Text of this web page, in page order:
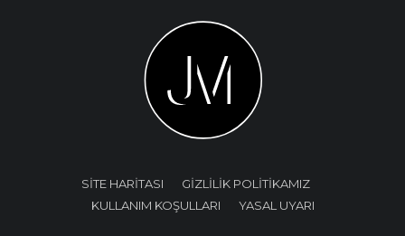
SİTE HARİTASI
GİZLİLİK POLİTİKAMIZ
KULLANIM KOŞULLARI
YASAL UYARI